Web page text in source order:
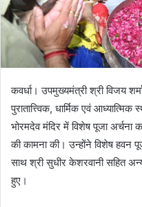
कवर्धा। उपमुख्यमंत्री श्री विजय
पुरातात्त्विक, धार्मिक एवं
भोरमदेव मंदिर में विशेष पूजा अर्चना
की कामना की। उन्होंने विशेष हवन
साथ श्री सुधीर केशरवानी सहित
हुए।